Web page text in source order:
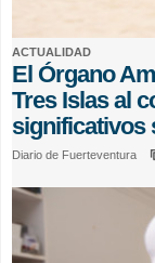
ACTUALIDAD
El Órgano
Tres Islas al
significativos
Diario de Fuerteventura